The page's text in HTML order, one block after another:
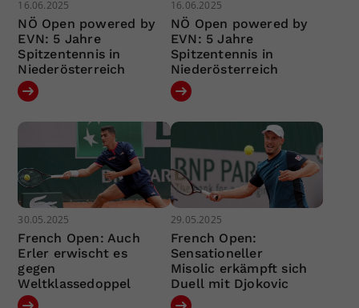
16.06.2025
NÖ Open powered by
EVN: 5 Jahre
Spitzentennis in
Niederösterreich
16.06.2025
NÖ Open powered by
EVN: 5 Jahre
Spitzentennis in
Niederösterreich
30.05.2025
French Open: Auch
Erler erwischt es
gegen
Weltklassedoppel
29.05.2025
French Open:
Sensationeller
Misolic erkämpft sich
Duell mit Djokovic